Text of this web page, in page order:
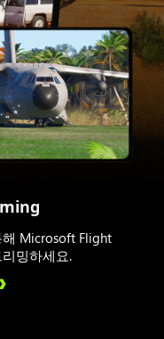
해 Microsoft Flight
밍하세요.